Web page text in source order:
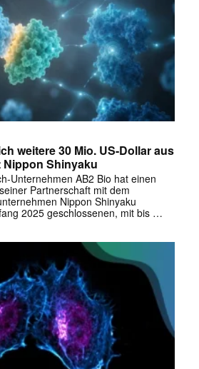
weitere 30 Mio. US-Dollar aus
Nippon Shinyaku
Unternehmen AB2 Bio hat einen
Partnerschaft mit dem
Nippon Shinyaku
2025 geschlossenen, mit bis …